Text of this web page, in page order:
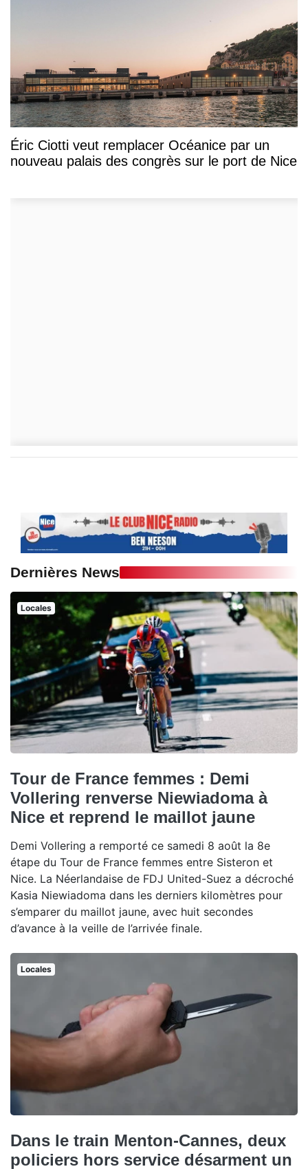
Éric Ciotti veut remplacer Océanice par un
nouveau palais des congrès sur le port de Nice
Dernières News
Locales
Tour de France femmes : Demi
Vollering renverse Niewiadoma à
Nice et reprend le maillot jaune
Demi Vollering a remporté ce samedi 8 août la 8e
étape du Tour de France femmes entre Sisteron et
Nice. La Néerlandaise de FDJ United-Suez a décroché
Kasia Niewiadoma dans les derniers kilomètres pour
s’emparer du maillot jaune, avec huit secondes
d’avance à la veille de l’arrivée finale.
Locales
Dans le train Menton-Cannes, deux
policiers hors service désarment un